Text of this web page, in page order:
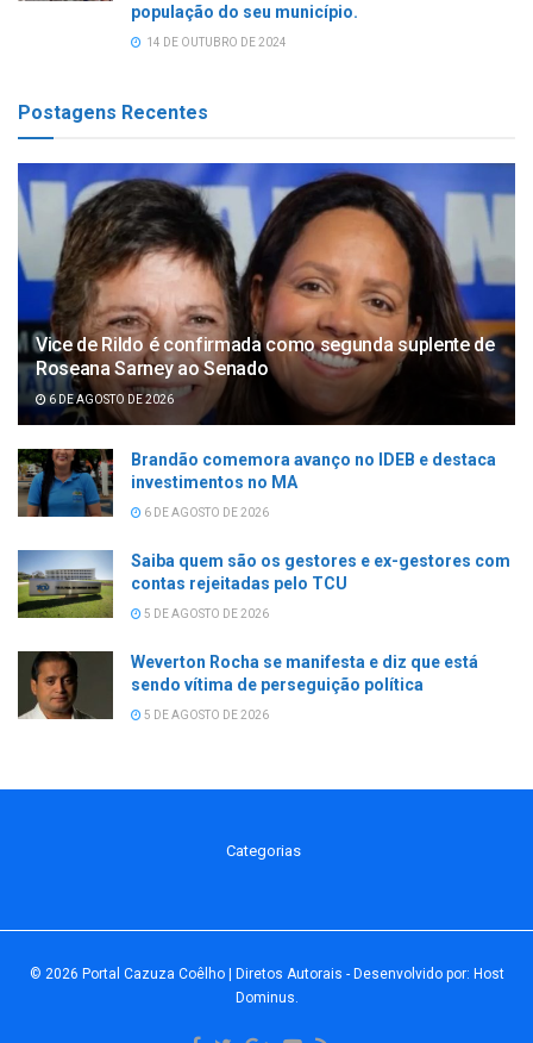
população do seu município.
14 DE OUTUBRO DE 2024
Postagens Recentes
Vice de Rildo é confirmada como segunda suplente de
Roseana Sarney ao Senado
6 DE AGOSTO DE 2026
Brandão comemora avanço no IDEB e destaca
investimentos no MA
6 DE AGOSTO DE 2026
Saiba quem são os gestores e ex-gestores com
contas rejeitadas pelo TCU
5 DE AGOSTO DE 2026
Weverton Rocha se manifesta e diz que está
sendo vítima de perseguição política
5 DE AGOSTO DE 2026
Categorias
© 2026 Portal Cazuza Coêlho | Diretos Autorais - Desenvolvido por: Host
Dominus.